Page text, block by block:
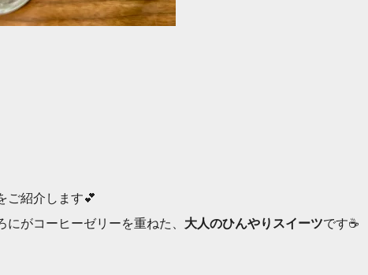
ご紹介します💕
にがコーヒーゼリーを重ねた、 大人のひんやりスイーツです☕